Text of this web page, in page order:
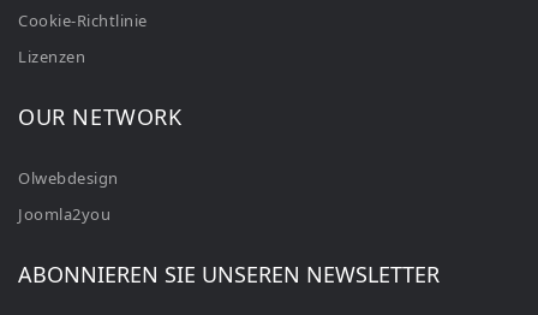
Cookie-Richtlinie
Lizenzen
OUR NETWORK
Olwebdesign
Joomla2you
ABONNIEREN SIE UNSEREN NEWSLETTER